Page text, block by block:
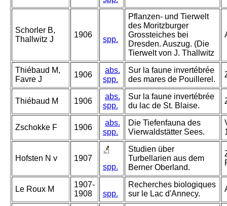
Schorler B,
Thallwitz J
1906
spp.
Pflanzen- und Tierwelt
des Moritzburger
Grossteiches bei
Dresden. Auszug. (Die
Tierwelt von J. Thallwitz
Thiébaud M,
Favre J
1906
abs.
spp.
Sur la faune invertébrée
des mares de Pouillerel.
Thiébaud M 1906
abs.
spp.
Sur la faune invertébrée
du lac de St. Blaise.
Zschokke F 1906
abs.
spp.
Die Tiefenfauna des
Vierwaldstätter Sees.
Hofsten N v
1907
spp.
Studien über
Turbellarien aus dem
Berner Oberland.
Le Roux M
1907-
1908
spp.
Recherches biologiques
sur le Lac d'Annecy.